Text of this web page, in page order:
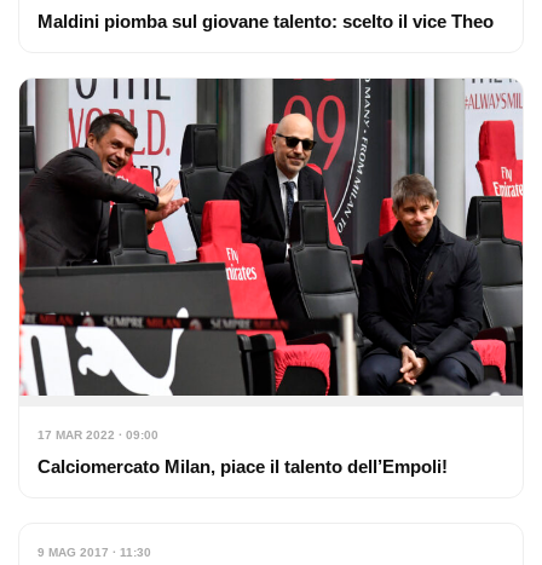
Maldini piomba sul giovane talento: scelto il vice Theo
17 MAR 2022 · 09:00
Calciomercato Milan, piace il talento dell’Empoli!
9 MAG 2017 · 11:30